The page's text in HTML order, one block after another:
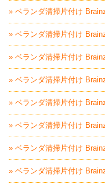
» ベランダ清掃片付け
» ベランダ清掃片付け
» ベランダ清掃片付け
» ベランダ清掃片付け
» ベランダ清掃片付け
» ベランダ清掃片付け
» ベランダ清掃片付け
» ベランダ清掃片付け